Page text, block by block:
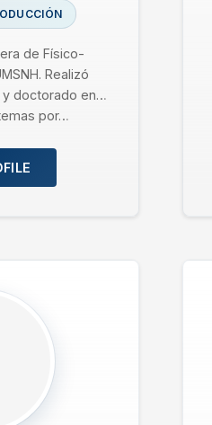
de Físico-
Realizó
doctorado en
por…